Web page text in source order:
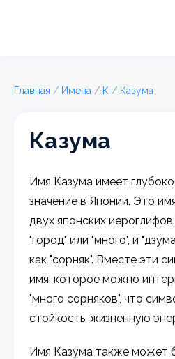
Главная / Имена / К / Казума
Казума
Имя Казума имеет
значение в Японии. Это
двух японских
"город" или "много", и
как "сорняк". Вместе эти
имя, которое можно
"много сорняков", что
стойкость, жизненную
Имя Казума также может